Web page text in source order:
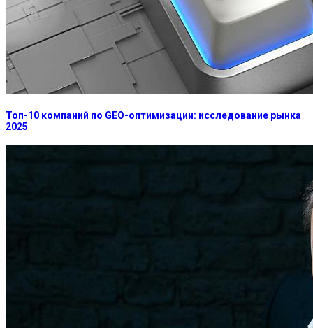
Топ-10 компаний по GEO-оптимизации: исследование рынка
2025